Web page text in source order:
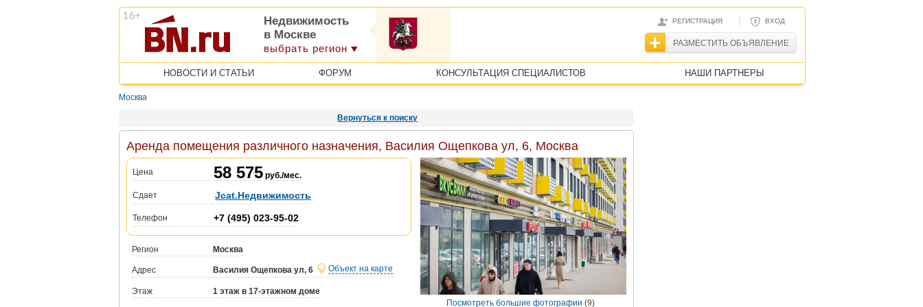
РЕГИСТРАЦИЯ | ВХОД
РАЗМЕСТИТЬ ОБЪЯВЛЕНИЕ
Недвижимость
в Москве
выбрать регион
НОВОСТИ И СТАТЬИ ФОРУМ КОНСУЛЬТАЦИЯ СПЕЦИАЛИСТОВ НАШИ ПАРТНЕРЫ
Москва
Вернуться к поиску
Аренда помещения различного назначения, Василия Ощепкова ул, 6, Москва
Цена 58 575 руб./мес.
Сдает Jcat.Недвижимость
Телефон +7 (495) 023-95-02
Регион Москва
Адрес Василия Ощепкова ул, 6 Объект на карте
Этаж 1 этаж в 17-этажном доме
Посмотреть большие фотографии (9)